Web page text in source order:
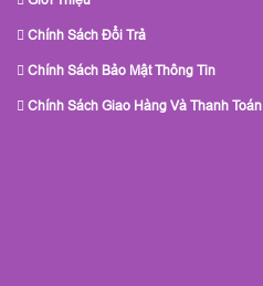
Chính Sách Đổi Trả
Chính Sách Bảo Mật Thông Tin
Chính Sách Giao Hàng Và Thanh Toán